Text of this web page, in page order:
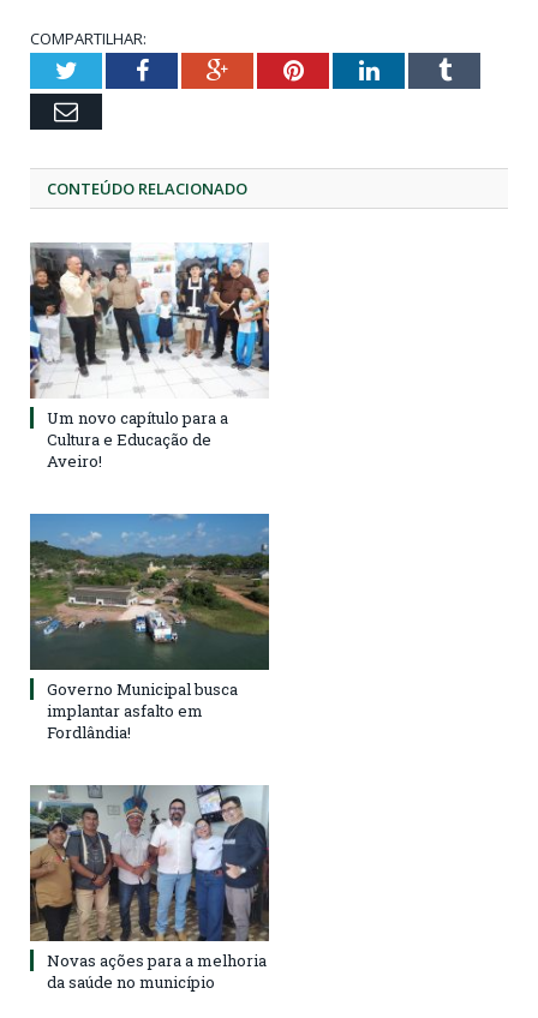
COMPARTILHAR:
TwitterFacebookGoogle+PinterestLinkedInTumblr
Email
CONTEÚDO RELACIONADO
Um novo capítulo para a
Cultura e Educação de
Aveiro!
Governo Municipal busca
implantar asfalto em
Fordlândia!
Novas ações para a melhoria
da saúde no município